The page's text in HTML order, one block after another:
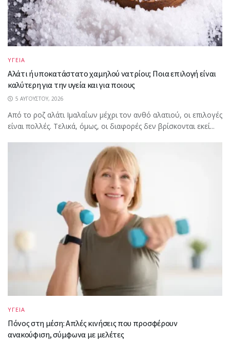
ΥΓΕΙΑ
Αλάτι ή υποκατάστατο χαμηλού νατρίου; Ποια επιλογή είναι
καλύτερη για την υγεία και για ποιους
5 ΑΥΓΟΎΣΤΟΥ, 2026
Από το ροζ αλάτι Ιμαλαΐων μέχρι τον ανθό αλατιού, οι επιλογές
είναι πολλές. Τελικά, όμως, οι διαφορές δεν βρίσκονται εκεί...
ΥΓΕΙΑ
Πόνος στη μέση: Απλές κινήσεις που προσφέρουν
ανακούφιση, σύμφωνα με μελέτες